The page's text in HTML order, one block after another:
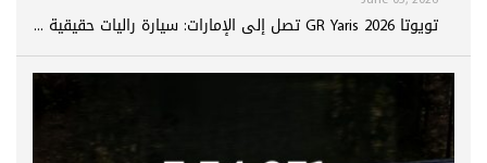
تويوتا GR Yaris 2026 تصل إلى الإمارات: سيارة راليات حقيقية ...